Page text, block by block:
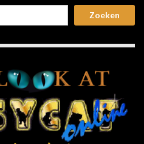
Zoeken